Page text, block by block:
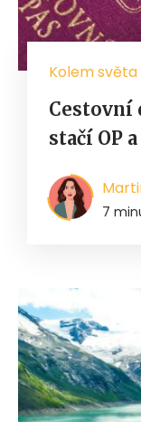
Kolem světa
Cestovní
stačí OP
7